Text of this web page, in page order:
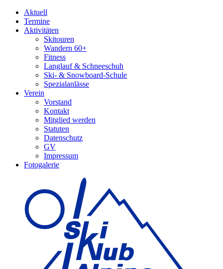
Aktuell
Termine
Aktivitäten
Skitouren
Wandern 60+
Fitness
Langlauf & Schneeschuh
Ski- & Snowboard-Schule
Spezialanlässe
Verein
Vorstand
Kontakt
Mitglied werden
Statuten
Datenschutz
GV
Impressum
Fotogalerie